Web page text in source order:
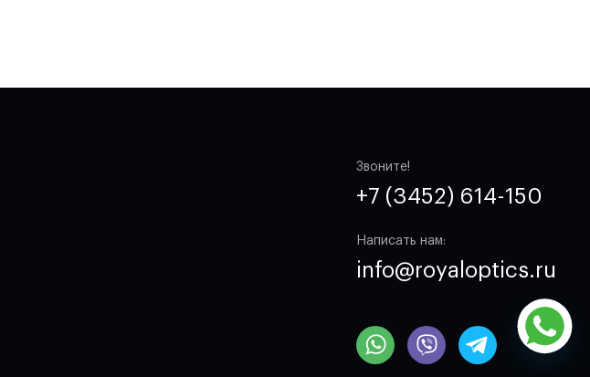
Звоните!
+7 (3452) 614-150
Написать нам:
info@royaloptics.ru